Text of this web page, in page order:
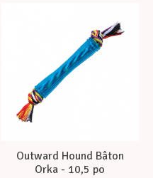
Outward Hound Bâton
Orka - 10,5 po